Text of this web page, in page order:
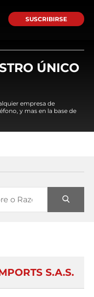
SUSCRIBIRSE
ÚNICO
empresa de
y mas en la base de
S.A.S.